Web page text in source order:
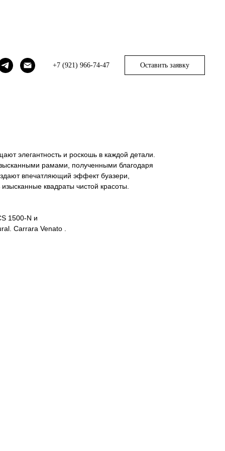
+7 (921) 966-74-47 Оставить заявку
элегантность и роскошь в каждой детали.
рамами, полученными благодаря
впечатляющий эффект буазери,
квадраты чистой красоты.
1500-N и
Carrara Venato .